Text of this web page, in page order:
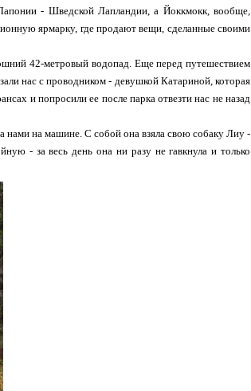
- Шведской Лапландии, а Йоккмокк, вообще,
ярмарку, где продают вещи, сделанные своими
42-метровый водопад. Еще перед путешествием
нас с проводником - девушкой Катариной, которая
и попросили ее после парка отвезти нас не назад
нами на машине. С собой она взяла свою собаку Лиу -
- за весь день она ни разу не гавкнула и только